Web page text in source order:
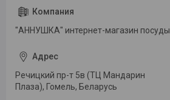
"АННУШКА" интернет-магазин посуды
Речицкий пр-т 5в (ТЦ Мандарин
Плаза), Гомель, Беларусь